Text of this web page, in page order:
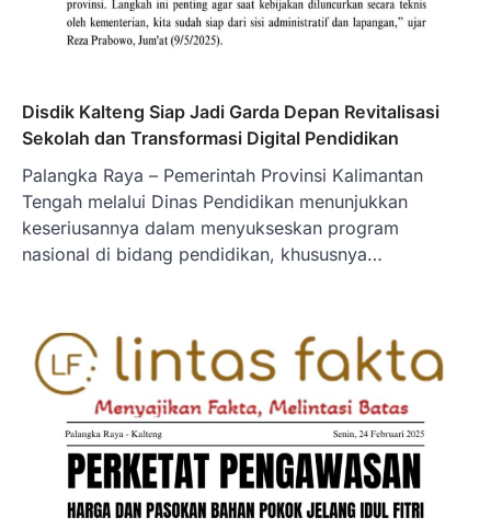
Disdik Kalteng Siap Jadi Garda Depan Revitalisasi
Sekolah dan Transformasi Digital Pendidikan
Palangka Raya – Pemerintah Provinsi Kalimantan
Tengah melalui Dinas Pendidikan menunjukkan
keseriusannya dalam menyukseskan program
nasional di bidang pendidikan, khususnya…